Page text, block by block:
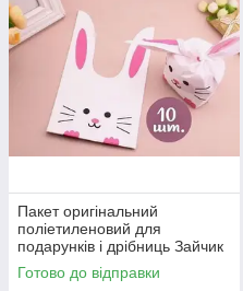
Пакет оригінальний
поліетиленовий для
подарунків і дрібниць Зайчик
з рожевими вушками 10 шт
26х15.5 см
Готово до відправки